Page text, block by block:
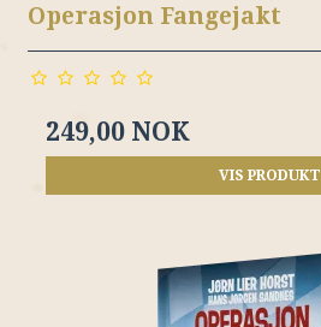
Operasjon Fangejakt
249,00 NOK
VIS PRODUKT